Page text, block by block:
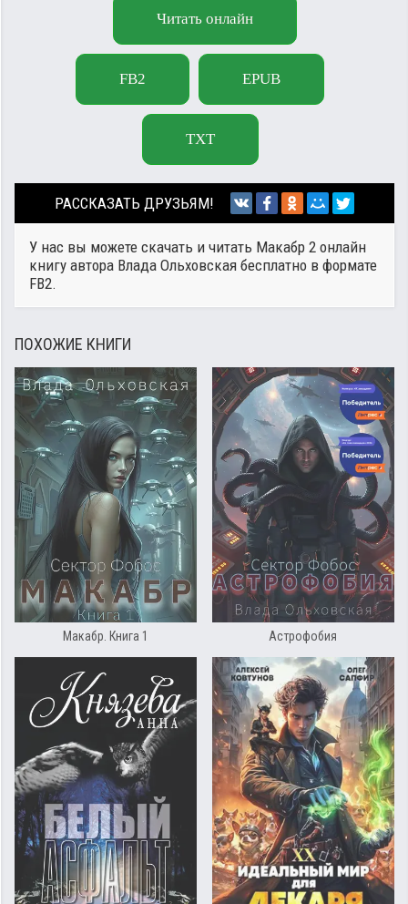
Читать онлайн
FB2 EPUB
TXT
РАССКАЗАТЬ ДРУЗЬЯМ!
У нас вы можете скачать и читать Макабр 2 онлайн
книгу автора Влада Ольховская бесплатно в формате
FB2.
ПОХОЖИЕ КНИГИ
Макабр. Книга 1 Астрофобия